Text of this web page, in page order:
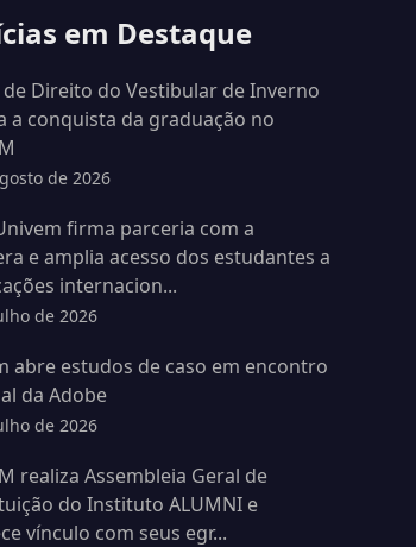
em Destaque
Direito do Vestibular de Inverno
a conquista da graduação no
de 2026
firma parceria com a
e amplia acesso dos estudantes a
internacion...
de 2026
abre estudos de caso em encontro
da Adobe
de 2026
realiza Assembleia Geral de
do Instituto ALUMNI e
vínculo com seus egr...